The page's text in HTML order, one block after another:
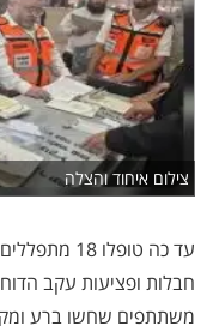
צילום איחוד והצלה
עד כה
חבלות ופציעות עקב
משתתפים שחשו ברע